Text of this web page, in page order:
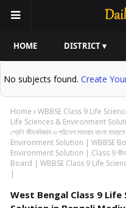
HOME DISTRICT ▾
No subjects found. Create
Home WBBSE Class 9 Life
Life Sciences & Environment
শ্রেণি জীবনবিজ্ঞান ও পরিবেশ সমাধান
Environment Solution | WBBSE
Environment Solution | Class 9
Board | WBBSE Class 9 Life
|
West Bengal Class 9